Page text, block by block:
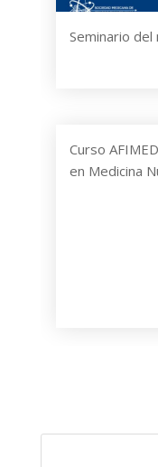
Seminario
Curso
en Medicina